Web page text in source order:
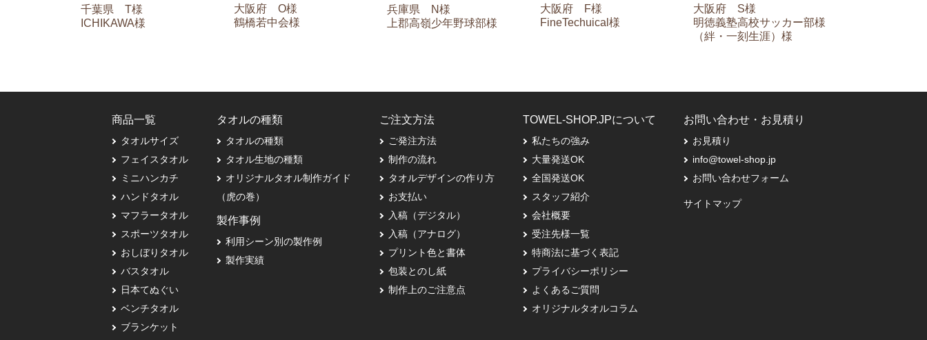
千葉県 T様
ICHIKAWA様
大阪府 O様
鶴橋若中会様
兵庫県 N様
上郡高嶺少年野球部様
大阪府 F様
FineTechuical様
大阪府 S様
明徳義塾高校サッカー部様
（絆・一刻生涯）様
商品一覧
タオルサイズ
フェイスタオル
ミニハンカチ
ハンドタオル
マフラータオル
スポーツタオル
おしぼりタオル
バスタオル
日本てぬぐい
ベンチタオル
ブランケット
タオルの種類
タオルの種類
タオル生地の種類
オリジナルタオル制作ガイド
（虎の巻）
製作事例
利用シーン別の製作例
製作実績
ご注文方法
ご発注方法
制作の流れ
タオルデザインの作り方
お支払い
入稿（デジタル）
入稿（アナログ）
プリント色と書体
包装とのし紙
制作上のご注意点
TOWEL-SHOP.JPについて
私たちの強み
大量発送OK
全国発送OK
スタッフ紹介
会社概要
受注先様一覧
特商法に基づく表記
プライバシーポリシー
よくあるご質問
オリジナルタオルコラム
お問い合わせ・お見積り
お見積り
info@towel-shop.jp
お問い合わせフォーム
サイトマップ